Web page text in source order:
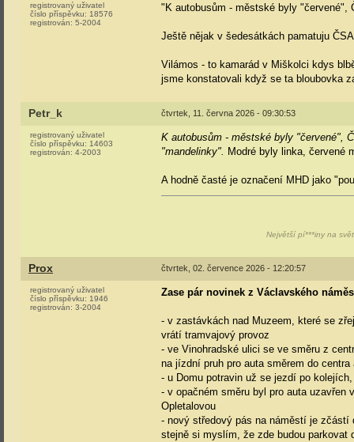
registrovaný uživatel
číslo příspěvku: 18576
registrován: 5-2004
"K autobusům - městské byly "červené",
Ještě nějak v šedesátkách pamatuju
Vilámos - to kamarád v Miškolci kdys
jsme konstatovali když se ta bloubovka
Petr_k čtvrtek, 11. června 2026 - 09:30:53
registrovaný uživatel
číslo příspěvku: 14603
registrován: 4-2003
K autobusům - městské byly "červené",
"mandelinky". Modré byly linka, červené
A hodně časté je označení MHD jako
Největší pí***iny na
Prox čtvrtek, 02. července 2026 - 12:20:57
registrovaný uživatel
číslo příspěvku: 1946
registrován: 3-2004
Zase pár novinek z Václavského
- v zastávkách nad Muzeem, které se
vrátí tramvajový provoz
- ve Vinohradské ulici se ve směru z
na jízdní pruh pro auta směrem do
- u Domu potravin už se jezdí po
- v opačném směru byl pro auta
Opletalovou
- nový středový pás na náměstí je zčástí
stejně si myslím, že zde budou parkovat